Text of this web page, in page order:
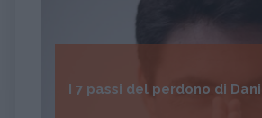
I 7 passi del perdono di